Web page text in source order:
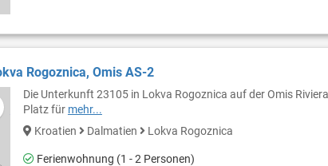
Rogoznica, Omis AS-2
Die Unterkunft 23105 in Lokva Rogoznica auf der Omis
Platz für mehr...
Kroatien
Dalmatien Lokva Rogoznica
Ferienwohnung (1 - 2 Personen)